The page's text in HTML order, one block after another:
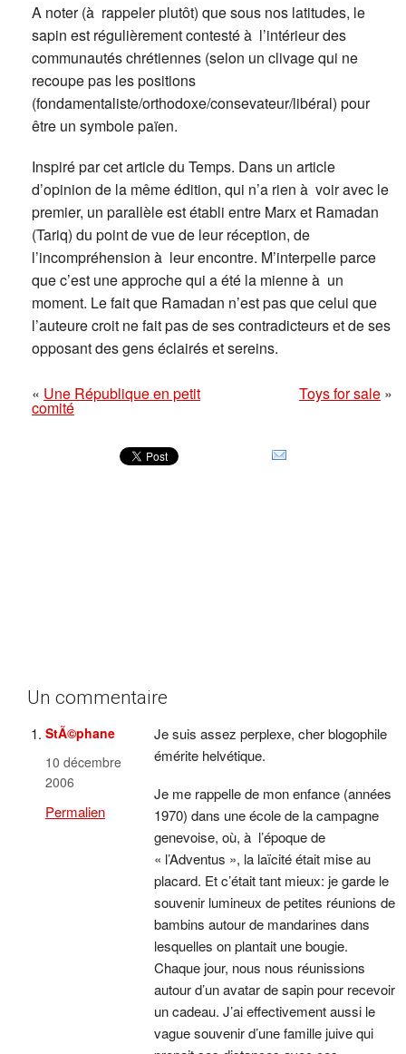
A noter (à rappeler plutôt) que sous nos latitudes, le
sapin est régulièrement contesté à l’intérieur des
communautés chrétiennes (selon un clivage qui ne
recoupe pas les positions
(fondamentaliste/orthodoxe/consevateur/libéral) pour
être un symbole païen.
Inspiré par cet article du Temps. Dans un article
d’opinion de la même édition, qui n’a rien à voir avec le
premier, un parallèle est établi entre Marx et Ramadan
(Tariq) du point de vue de leur réception, de
l’incompréhension à leur encontre. M’interpelle parce
que c’est une approche qui a été la mienne à un
moment. Le fait que Ramadan n’est pas que celui que
l’auteure croit ne fait pas de ses contradicteurs et de ses
opposant des gens éclairés et sereins.
« Une République en petit
comité
Toys for sale »
Un commentaire
StÃ©phane
10 décembre
2006
Permalien
Je suis assez perplexe, cher blogophile
émérite helvétique.
Je me rappelle de mon enfance (années
1970) dans une école de la campagne
genevoise, où, à l’époque de
« l’Adventus », la laïcité était mise au
placard. Et c’était tant mieux: je garde le
souvenir lumineux de petites réunions de
bambins autour de mandarines dans
lesquelles on plantait une bougie.
Chaque jour, nous nous réunissions
autour d’un avatar de sapin pour recevoir
un cadeau. J’ai effectivement aussi le
vague souvenir d’une famille juive qui